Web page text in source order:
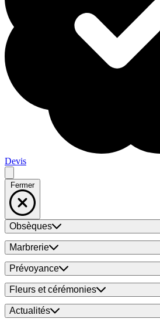
Devis
Fermer
Obsèques
Marbrerie
Prévoyance
Fleurs et cérémonies
Actualités